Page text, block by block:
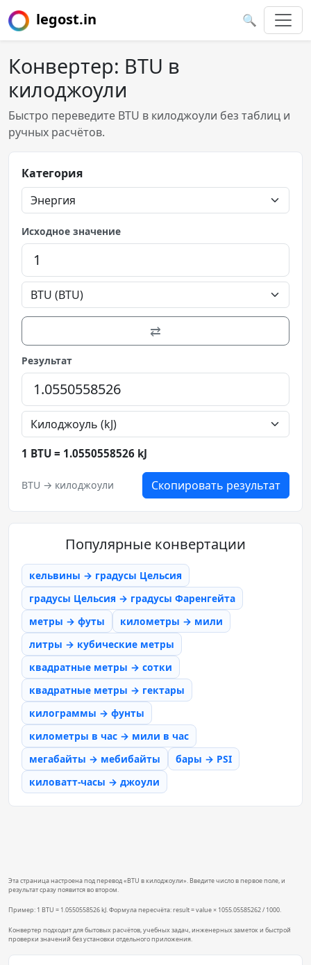
legost.in 🔍
Конвертер: BTU в
килоджоули
Быстро переведите BTU в килоджоули без таблиц и
ручных расчётов.
Категория
Исходное значение
⇄
Результат
1 BTU = 1.0550558526 kJ
BTU → килоджоули Скопировать результат
Популярные конвертации
кельвины → градусы Цельсия
градусы Цельсия → градусы Фаренгейта
метры → футы
километры → мили
литры → кубические метры
квадратные метры → сотки
квадратные метры → гектары
килограммы → фунты
километры в час → мили в час
мегабайты → мебибайты
бары → PSI
киловатт-часы → джоули
Эта страница настроена под перевод «BTU в килоджоули». Введите число в первое поле, и
результат сразу появится во втором.
Пример: 1 BTU = 1.0550558526 kJ. Формула пересчёта: result = value × 1055.05585262 / 1000.
Конвертер подходит для бытовых расчётов, учебных задач, инженерных заметок и быстрой
проверки значений без установки отдельного приложения.